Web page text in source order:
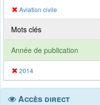
Aviation civile
Mots clés
Année de publication
2014
Accès direct